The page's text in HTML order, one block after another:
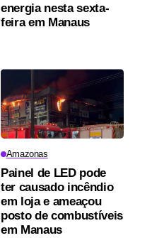
energia nesta sexta-
feira em Manaus
Amazonas
Painel de LED pode
ter causado incêndio
em loja e ameaçou
posto de combustíveis
em Manaus